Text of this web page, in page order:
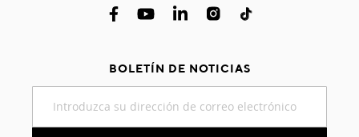
BOLETÍN DE NOTICIAS
nuestro